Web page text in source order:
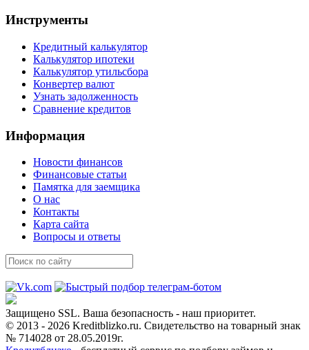
Инструменты
Кредитный калькулятор
Калькулятор ипотеки
Калькулятор утильсбора
Конвертер валют
Узнать задолженность
Сравнение кредитов
Информация
Новости финансов
Финансовые статьи
Памятка для заемщика
О нас
Контакты
Карта сайта
Вопросы и ответы
Защищено SSL. Ваша безопасность - наш приоритет.
© 2013 - 2026 Kreditblizko.ru. Свидетельство на товарный знак
№ 714028 от 28.05.2019г.